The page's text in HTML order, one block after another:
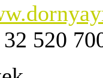
520